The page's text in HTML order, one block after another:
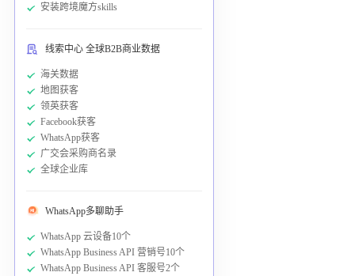
安装跨境魔方skills
线索中心 全球B2B商业数据
海关数据
地图获客
领英获客
Facebook获客
WhatsApp获客
广交会采购商名录
全球企业库
WhatsApp多聊助手
WhatsApp 云设备10个
WhatsApp Business API 营销号10个
WhatsApp Business API 客服号2个